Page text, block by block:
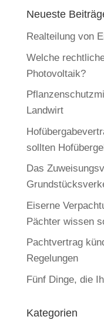
Neueste
Realteilung von
Welche
Photovoltaik?
Landwirt
sollten
Das
Eiserne
Pächter wissen
Pachtvertrag
Regelungen
Fünf Dinge, die
Kategorien